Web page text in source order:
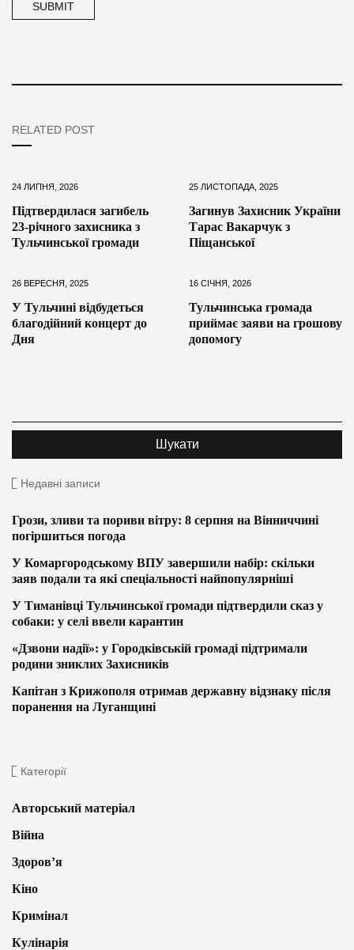
RELATED POST
24 ЛИПНЯ, 2026
Підтвердилася загибель
23-річного захисника з
Тульчинської громади
25 ЛИСТОПАДА, 2025
Загинув Захисник України
Тарас Вакарчук з
Піщанської
26 ВЕРЕСНЯ, 2025
У Тульчині відбудеться
благодійний концерт до
Дня
16 СІЧНЯ, 2026
Тульчинська громада
приймає заяви на грошову
допомогу
Недавні записи
Грози, зливи та пориви вітру: 8 серпня на Вінниччині
погіршиться погода
У Комаргородському ВПУ завершили набір: скільки
заяв подали та які спеціальності найпопулярніші
У Тиманівці Тульчинської громади підтвердили сказ у
собаки: у селі ввели карантин
«Дзвони надії»: у Городківській громаді підтримали
родини зниклих Захисників
Капітан з Крижополя отримав державну відзнаку після
поранення на Луганщині
Категорії
Авторський матеріал
Війна
Здоров’я
Кіно
Кримінал
Кулінарія